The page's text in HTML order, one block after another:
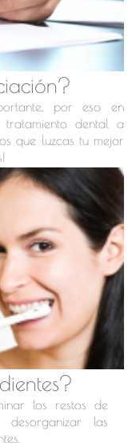
por eso en
dental a
que luzcas tu mejor
los restos de
las